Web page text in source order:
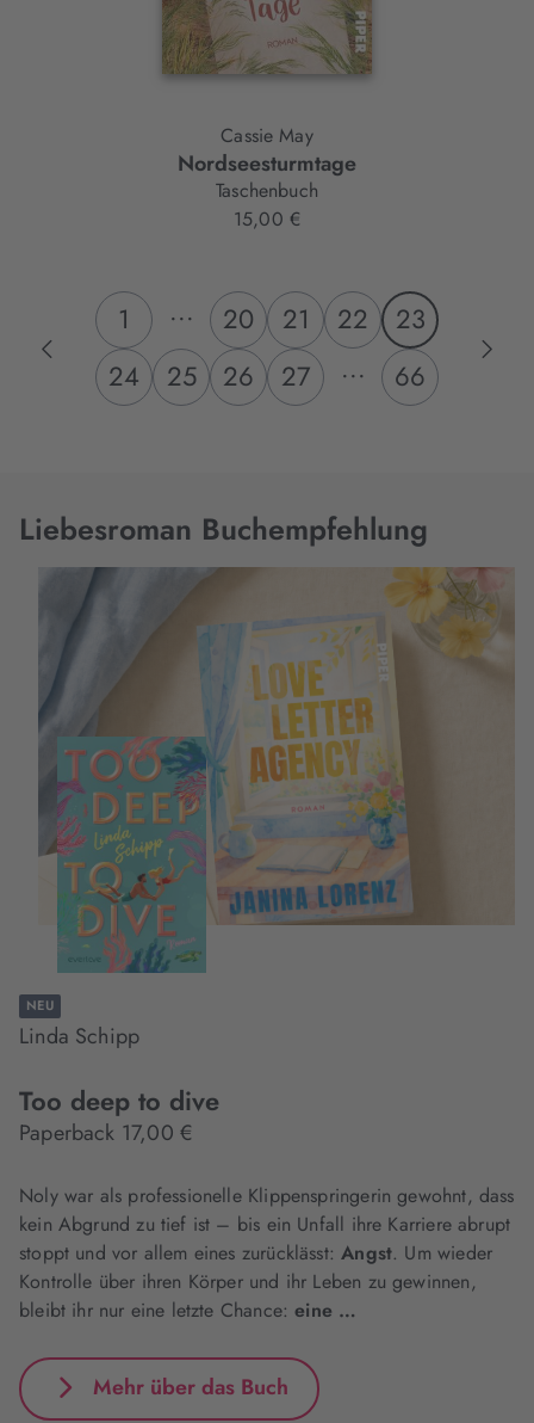
Cassie May
Nordseesturmtage
Taschenbuch
15,00 €
1 ... 20 21 22
23
24
25 26 27 ... 66
Liebesroman Buchempfehlung
NEU
Linda Schipp
Too deep to dive
Paperback 17,00 €
Noly war als professionelle Klippenspringerin gewohnt, dass
kein Abgrund zu tief ist – bis ein Unfall ihre Karriere abrupt
stoppt und vor allem eines zurücklässt:Angst. Um wieder
Kontrolle über ihren Körper und ihr Leben zu gewinnen,
bleibt ihr nur eine letzte Chance:eine …
Mehr über das Buch